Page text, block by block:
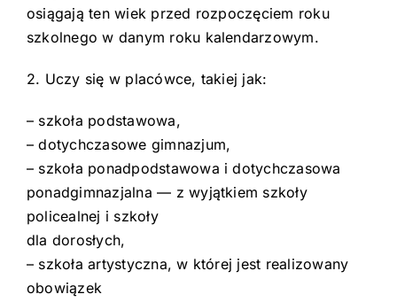
osiągają ten wiek przed rozpoczęciem roku
szkolnego w danym roku kalendarzowym.
2. Uczy się w placówce, takiej jak:
– szkoła podstawowa,
– dotychczasowe gimnazjum,
– szkoła ponadpodstawowa i dotychczasowa
ponadgimnazjalna — z wyjątkiem szkoły
policealnej i szkoły
dla dorosłych,
– szkoła artystyczna, w której jest realizowany
obowiązek